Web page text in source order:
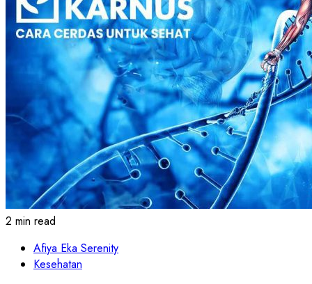
2 min read
Afiya Eka Serenity
Kesehatan